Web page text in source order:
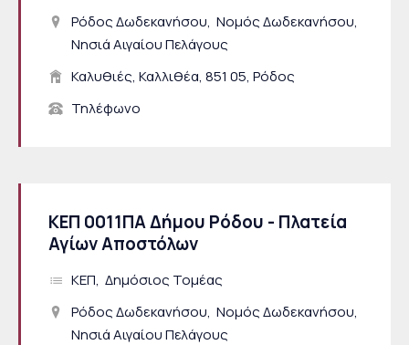
Ρόδος Δωδεκανήσου Νομός Δωδεκανήσου
Νησιά Αιγαίου Πελάγους
Καλυθιές, Καλλιθέα, 851 05, Ρόδος
Τηλέφωνο
ΚΕΠ 0011ΠΑ Δήμου Ρόδου - Πλατεία
Αγίων Αποστόλων
ΚΕΠ Δημόσιος Τομέας
Ρόδος Δωδεκανήσου Νομός Δωδεκανήσου
Νησιά Αιγαίου Πελάγους